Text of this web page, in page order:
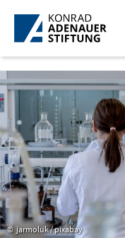
Skip to Main Content
jarmoluk / pixabay